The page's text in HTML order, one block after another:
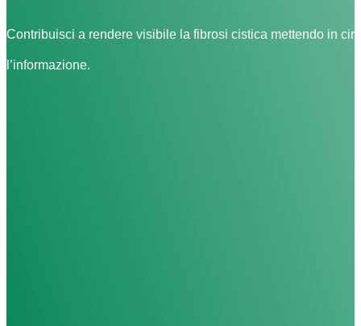
Contribuisci a rendere visibile la fibrosi cistica mettendo in
l’informazione.